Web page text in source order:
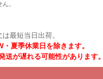
。
最短当日出荷。
夏季休業日を除きます。
が遅れる可能性があります。